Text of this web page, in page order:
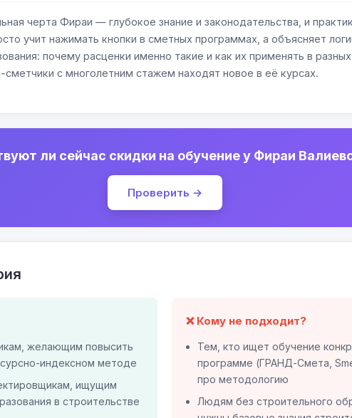
черта Фираи — глубокое знание и законодательства, и
учит нажимать кнопки в сметных программах, а объясняет
почему расценки именно такие и как их применять в
с многолетним стажем находят новое в её курсах.
ли сейчас скидки на обучение у Фираи
Проверить →
желающим повысить
индексном методе
ищущим
в строительстве
❌ Кому не подходит?
Тем, кто ищет обучение
программе (ГРАНД-Смета,
про методологию
Людям без строительного